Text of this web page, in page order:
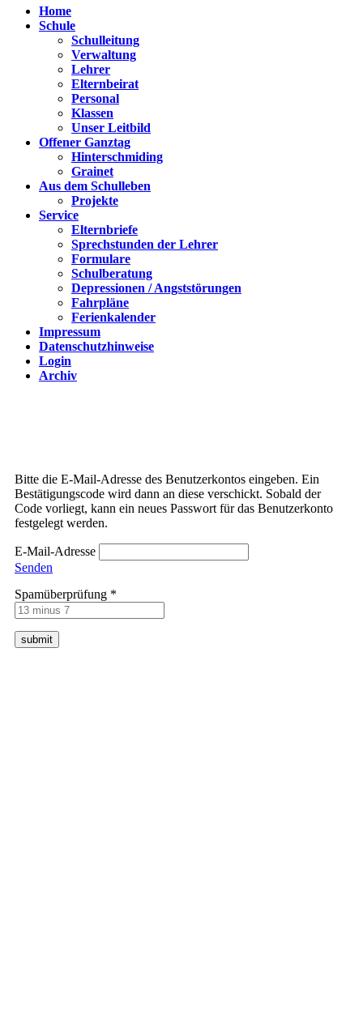
Home
Schule
Schulleitung
Verwaltung
Lehrer
Elternbeirat
Personal
Klassen
Unser Leitbild
Offener Ganztag
Hinterschmiding
Grainet
Aus dem Schulleben
Projekte
Service
Elternbriefe
Sprechstunden der Lehrer
Formulare
Schulberatung
Depressionen / Angststörungen
Fahrpläne
Ferienkalender
Impressum
Datenschutzhinweise
Login
Archiv
Bitte die E-Mail-Adresse des Benutzerkontos eingeben. Ein
Bestätigungscode wird dann an diese verschickt. Sobald der
Code vorliegt, kann ein neues Passwort für das Benutzerkonto
festgelegt werden.
E-Mail-Adresse
Senden
Spamüberprüfung *